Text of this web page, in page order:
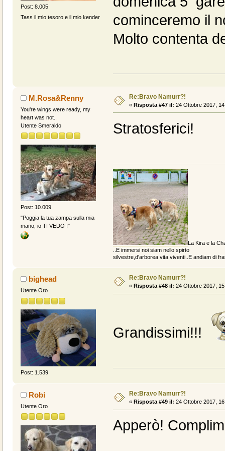
Post: 8.005
Tass il mio tesoro e il mio kender
cominceremo il
Molto contenta
M.Rosa&Renny
You're wings were ready, my
heart was not..
Utente Smeraldo
Post: 10.009
"Poggia la tua zampa sulla mia
mano; io TI VEDO !"
Re:Bravo Namurr?!
« Risposta #47 il: 24 Ottobre 2017,
Stratosferici!
La Kira e la
..E immersi noi siam nello spirto
silvestre,d'arborea vita viventi..E andiam di
bighead
Utente Oro
Post: 1.539
Re:Bravo Namurr?!
« Risposta #48 il: 24 Ottobre 2017,
Grandissimi!!!
Robi
Utente Oro
Re:Bravo Namurr?!
« Risposta #49 il: 24 Ottobre 2017,
Apperò!